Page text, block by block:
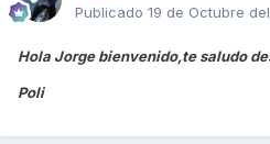
Publicado 19 de Octubre
Hola Jorge bienvenido,te saludo
Poli